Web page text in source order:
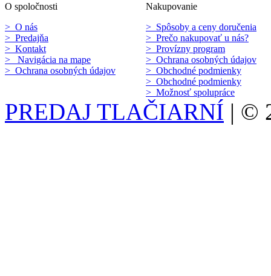
O spoločnosti
> O nás
> Predajňa
> Kontakt
> Navigácia na mape
> Ochrana osobných údajov
Nakupovanie
> Spôsoby a ceny doručenia
> Prečo nakupovať u nás?
> Provízny program
> Ochrana osobných údajov
> Obchodné podmienky
> Obchodné podmienky
> Možnosť spolupráce
PREDAJ TLAČIARNÍ | ©